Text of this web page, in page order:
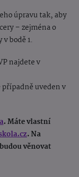
úpravu tak, aby
– zejména o
bodě 1.
najdete v
uveden v
. Máte vlastní
. Na
věnovat